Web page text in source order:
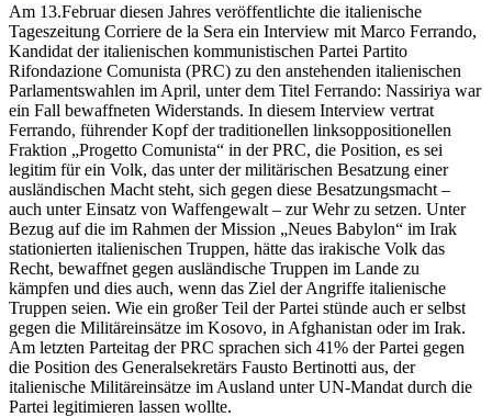
Am 13.Februar diesen Jahres veröffentlichte die italienische
Tageszeitung Corriere de la Sera ein Interview mit Marco Ferrando,
Kandidat der italienischen kommunistischen Partei Partito
Rifondazione Comunista (PRC) zu den anstehenden italienischen
Parlamentswahlen im April, unter dem Titel Ferrando: Nassiriya war
ein Fall bewaffneten Widerstands. In diesem Interview vertrat
Ferrando, führender Kopf der traditionellen linksoppositionellen
Fraktion „Progetto Comunista“ in der PRC, die Position, es sei
legitim für ein Volk, das unter der militärischen Besatzung einer
ausländischen Macht steht, sich gegen diese Besatzungsmacht –
auch unter Einsatz von Waffengewalt – zur Wehr zu setzen. Unter
Bezug auf die im Rahmen der Mission „Neues Babylon“ im Irak
stationierten italienischen Truppen, hätte das irakische Volk das
Recht, bewaffnet gegen ausländische Truppen im Lande zu
kämpfen und dies auch, wenn das Ziel der Angriffe italienische
Truppen seien. Wie ein großer Teil der Partei stünde auch er selbst
gegen die Militäreinsätze im Kosovo, in Afghanistan oder im Irak.
Am letzten Parteitag der PRC sprachen sich 41% der Partei gegen
die Position des Generalsekretärs Fausto Bertinotti aus, der
italienische Militäreinsätze im Ausland unter UN-Mandat durch die
Partei legitimieren lassen wollte.